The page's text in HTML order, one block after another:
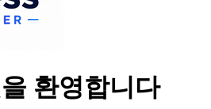
환영합니다